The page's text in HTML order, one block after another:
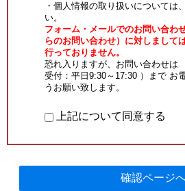
・個人情報の取り扱いについては、
い。
フォーム・メールでのお問い合わ
らのお問い合わせ）に対しまして
行っておりません。
恐れ入りますが、お問い合わせは
受付：平日9:30～17:30 ）まで お
うお願い致します。
上記について同意する
確認ページ